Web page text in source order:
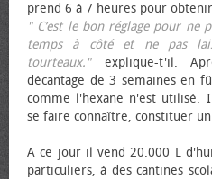
prend 6 à 7 heures pour
" C’est le bon réglage pour ne
temps à côté et ne pas
tourteaux."explique-t'il.
décantage de 3 semaines en
comme l'hexane n'est utilisé.
se faire connaître, constituer
A ce jour il vend 20.000 L
particuliers, à des cantines